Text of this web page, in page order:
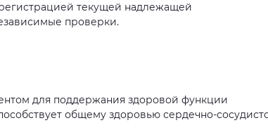
текущей надлежащей
проверки.
для поддержания здоровой функции
общему здоровью сердечно-